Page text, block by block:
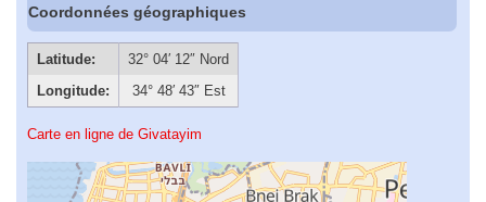
Coordonnées géographiques
Latitude:
32° 04′ 12″ Nord
Longitude:
34° 48′ 43″ Est
Carte en ligne de Givatayim